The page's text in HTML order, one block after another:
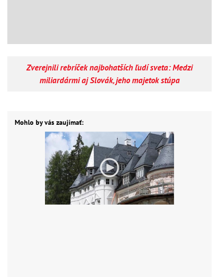
Zverejnili rebríček najbohatších ľudí sveta: Medzi
miliardármi aj Slovák, jeho majetok stúpa
Mohlo by vás zaujímať: